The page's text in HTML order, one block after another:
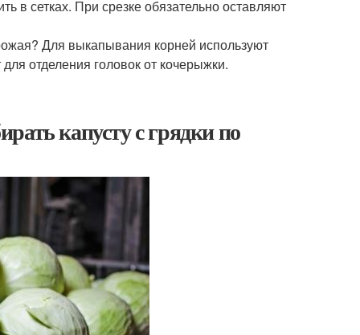
в сетках. При срезке обязательно оставляют
Для выкапывания корней используют
отделения головок от кочерыжки.
капусту с грядки по